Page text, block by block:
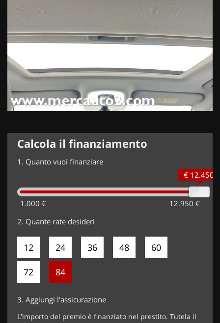
Calcola il finanziamento
1. Quanto vuoi finanziare
1.000 € 12.950 €
€ 12.450
2. Quante rate desideri
12 24 36 48 60
72 84
3. Aggiungi l'assicurazione
L'importo del premio è finanziato nel prestito. Tutela il